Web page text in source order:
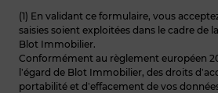
(1) En validant ce formulaire, vous
saisies soient exploitées dans le cadre de
Blot Immobilier.
Conformément au règlement européen
l’égard de Blot Immobilier, des droits
portabilité et d’effacement de vos